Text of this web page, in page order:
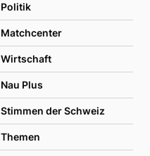
Politik
Matchcenter
Wirtschaft
Nau Plus
Stimmen der Schweiz
Themen